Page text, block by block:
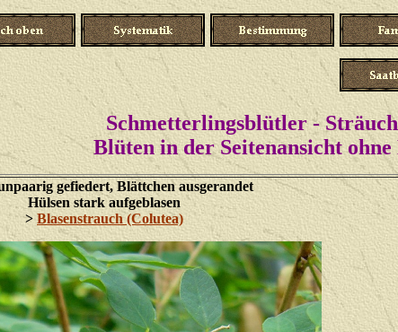
Schmetterlingsblütler -
Blüten in der Seitenansicht
gefiedert, Blättchen ausgerandet
Hülsen stark aufgeblasen
> Blasenstrauch (Colutea)